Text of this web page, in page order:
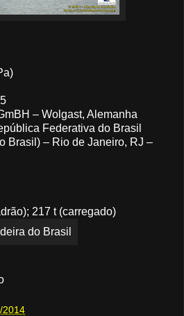
– Wolgast, Alemanha
Federativa do Brasil
Brasil) – Rio de Janeiro, RJ –
217 t (carregado)
2014